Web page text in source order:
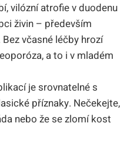
vilózní atrofie v duodenu
živin – především
včasné léčby hrozí
a to i v mladém
je srovnatelné s
příznaky. Nečekejte,
nebo že se zlomí kost